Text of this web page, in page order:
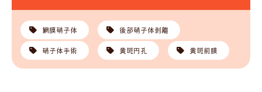
網膜硝子体 後部硝子体剥離
硝子体手術 黄斑円孔 黄斑前膜